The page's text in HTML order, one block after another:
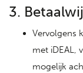
3.
Vervolgens
met iDEAL,
mogelijk